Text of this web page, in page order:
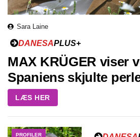
Sara Laine
DANESAPLUS+
MAX KRÜGER viser
Spaniens skjulte
LÆS HER
PROFILER